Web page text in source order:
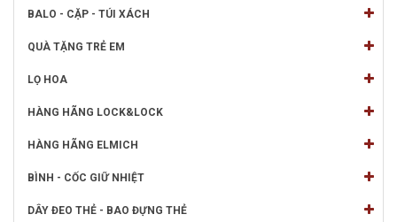
BALO - CẶP - TÚI XÁCH
QUÀ TẶNG TRẺ EM
LỌ HOA
HÀNG HÃNG LOCK&LOCK
HÀNG HÃNG ELMICH
BÌNH - CỐC GIỮ NHIỆT
DÂY ĐEO THẺ - BAO ĐỰNG THẺ